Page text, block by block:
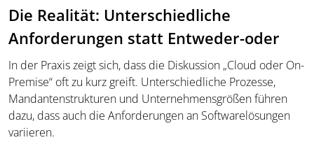
Die Realität: Unterschiedliche
Anforderungen statt Entweder-oder
In der Praxis zeigt sich, dass die Diskussion „Cloud oder On-
Premise“ oft zu kurz greift. Unterschiedliche Prozesse,
Mandantenstrukturen und Unternehmensgrößen führen
dazu, dass auch die Anforderungen an Softwarelösungen
variieren.